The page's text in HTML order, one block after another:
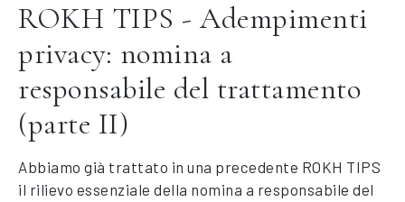
ROKH TIPS - Adempimenti
privacy: nomina a
responsabile del trattamento
(parte II)
Abbiamo già trattato in una precedente ROKH TIPS
il rilievo essenziale della nomina a responsabile del